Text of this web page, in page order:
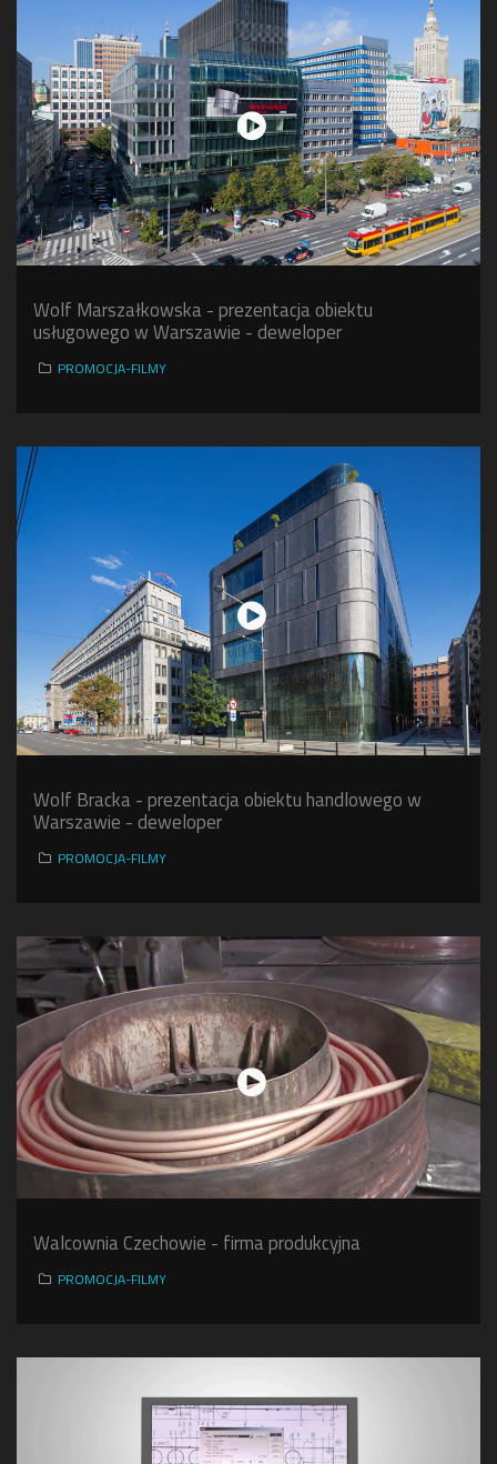
Wolf Marszałkowska - prezentacja obiektu
usługowego w Warszawie - deweloper
PROMOCJA-FILMY
Wolf Bracka - prezentacja obiektu handlowego w
Warszawie - deweloper
PROMOCJA-FILMY
Walcownia Czechowie - firma produkcyjna
PROMOCJA-FILMY